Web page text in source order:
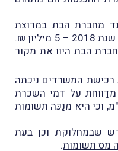
מחברת הבת במרוצת
השנים: שנת 2014 – 6 מיליון ₪; שנת 2018 – 5 מיליון ₪.
הבת היוו את מקור
רכישת המשרדים ניכתה
על דמי השכרת
וכי היא מנַכּה תשומות
שבמחלוקת וכן בעת
מס תשומות.